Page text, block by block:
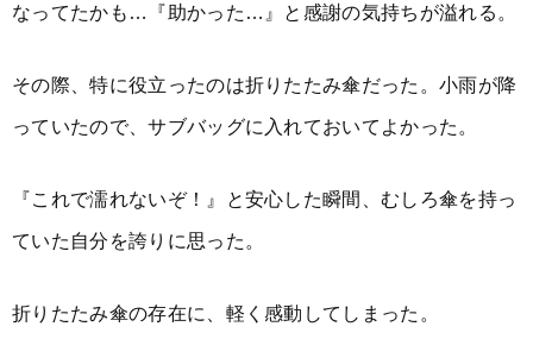
なってたかも…『助かった…』と感謝の気持ちが溢れる。
その際、特に役立ったのは折りたたみ傘だった。小雨が降
っていたので、サブバッグに入れておいてよかった。
『これで濡れないぞ！』と安心した瞬間、むしろ傘を持っ
ていた自分を誇りに思った。
折りたたみ傘の存在に、軽く感動してしまった。